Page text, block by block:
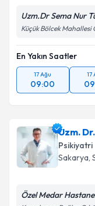
Uzm.Dr Sema Nur
Küçük Bölcek Mahallesi
En Yakın Saatler
17 Ağu
09:00
17
Uzm.
Psikiyatri
Sakarya,
Özel Medar